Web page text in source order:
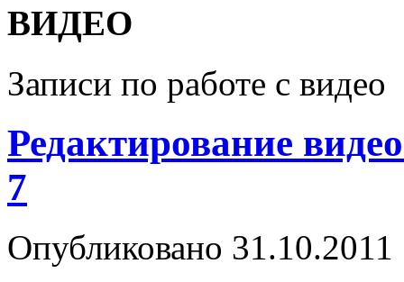
ВИДЕО
Записи по работе с видео
Редактирование
7
Опубликовано 31.10.2011